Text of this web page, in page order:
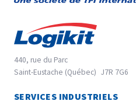
440, rue du Parc
Saint-Eustache (Québec) J7R 7G6
-73.9148229
SERVICES INDUSTRIELS